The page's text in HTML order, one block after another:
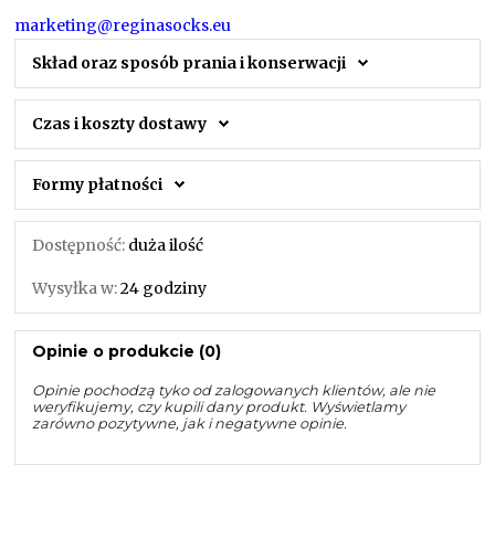
marketing@reginasocks.eu
Skład oraz sposób prania i konserwacji
Czas i koszty dostawy
Formy płatności
Dostępność: duża ilość
Wysyłka w:24 godziny
Opinie o produkcie (0)
Opinie pochodzą tyko od zalogowanych klientów, ale nie
weryfikujemy, czy kupili dany produkt. Wyświetlamy
zarówno pozytywne, jak i negatywne opinie.